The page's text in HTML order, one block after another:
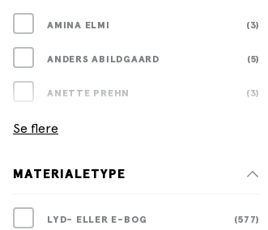
AMINA ELMI (3)
ANDERS ABILDGAARD (5)
ANETTE PREHN (3)
Se flere
MATERIALETYPE
LYD- ELLER E-BOG (577)